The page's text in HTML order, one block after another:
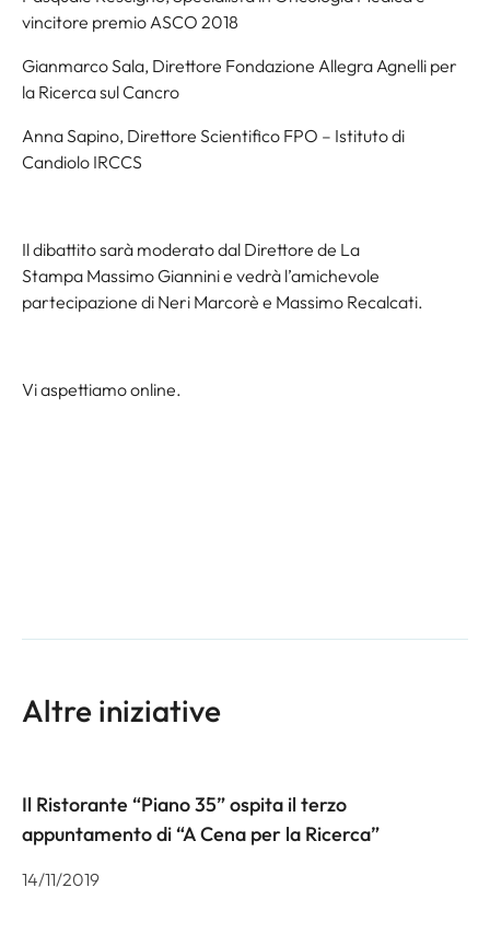
vincitore premio ASCO 2018
Gianmarco Sala, Direttore Fondazione Allegra Agnelli per
la Ricerca sul Cancro
Anna Sapino, Direttore Scientifico FPO – Istituto di
Candiolo IRCCS
Il dibattito sarà moderato dal Direttore de La
Stampa Massimo Giannini e vedrà l’amichevole
partecipazione di Neri Marcorè e Massimo Recalcati.
Vi aspettiamo online.
Altre iniziative
Il Ristorante “Piano 35” ospita il terzo
appuntamento di “A Cena per la Ricerca”
14/11/2019